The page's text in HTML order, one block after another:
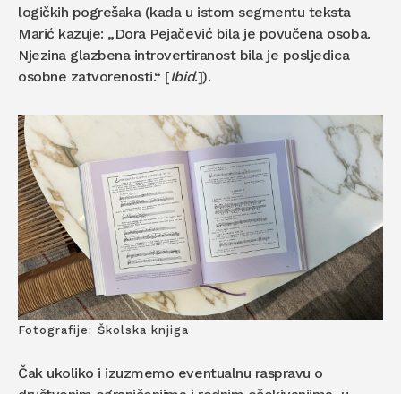
logičkih pogrešaka (kada u istom segmentu teksta
Marić kazuje: „Dora Pejačević bila je povučena osoba.
Njezina glazbena introvertiranost bila je posljedica
osobne zatvorenosti.“ [Ibid.]).
Fotografije: Školska knjiga
Čak ukoliko i izuzmemo eventualnu raspravu o